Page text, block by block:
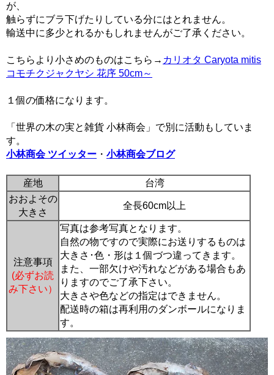
が、
触らずにブラ下げたりしている分にはとれません。
輸送中に多少とれるかもしれませんがご了承ください。
こちらより小さめのものはこちら→ カリオタ Caryota mitis
コモチクジャクヤシ 花序 50cm～
１個の価格になります。
「世界の木の実と雑貨 小林商会」で別に活動もしていま
す。
小林商会 ツイッター ・ 小林商会ブログ
産地
台湾
おおよその
大きさ
全長60cm以上
注意事項
(必ずお読
み下さい）
写真は参考写真となります。
自然の物ですので実際にお送りするものは
大きさ･色・形は１個づつ違ってきます。
また、一部欠けや汚れなどがある場合もあ
りますのでご了承下さい。
大きさや色などの指定はできません。
配送時の箱は再利用のダンボールになりま
す。